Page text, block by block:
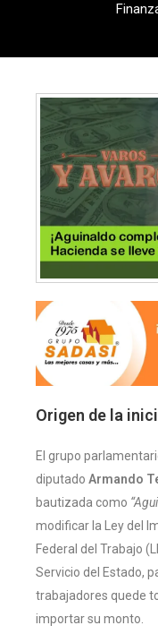
Origen de la
El grupo
diputado Armando
bautizada como
modificar la Ley del
Federal del Trabajo
Servicio del Estado,
trabajadores quede
importar su monto.